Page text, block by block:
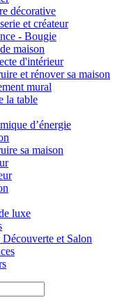
décorative
et créateur
- Bougie
maison
d'intérieur
et rénover sa maison
mural
la table
d’énergie
sa maison
luxe
Découverte et Salon